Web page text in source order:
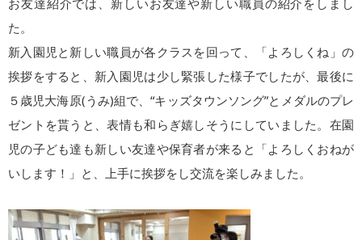
お友達紹介では、新しいお友達や新しい職員の紹介をしまし
た。
新入園児と新しい職員が各クラスを回って、「よろしくね」の
挨拶をすると、新入園児は少し緊張した様子でしたが、最後に
５歳児大海原(うみ)組で、“キッズタウンソング”とメダルのプレ
ゼントを貰うと、表情も和らぎ嬉しそうにしていました。在園
児の子ども達も新しい友達や保育者が来ると「よろしくおねが
いします！」と、上手に挨拶をし交流を楽しみました。